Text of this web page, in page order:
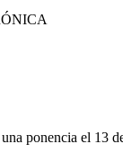
ponencia el 13